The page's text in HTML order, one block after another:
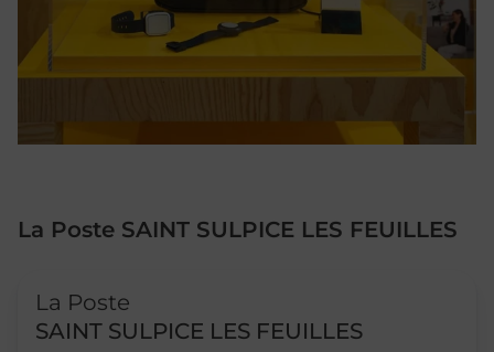
La Poste SAINT SULPICE LES FEUILLES
La Poste
SAINT SULPICE LES FEUILLES